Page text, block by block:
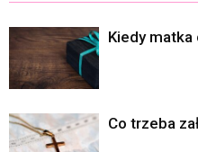
Kiedy
Co trzeba